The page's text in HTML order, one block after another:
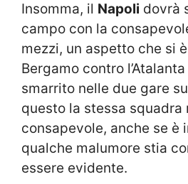
Insomma, il Napoli dovrà
campo con la
mezzi, un aspetto che si
Bergamo contro
smarrito nelle due gare
questo la stessa squadra
consapevole, anche se è
qualche malumore stia
essere evidente.